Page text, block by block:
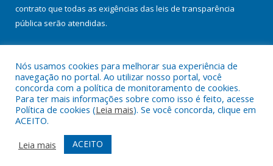
contrato que todas as exigências das leis de transparência
pública serão atendidas.
Todos os direitos reservados a Prefeitura Municipal de Jacundá.
Mapa do Site
Acessar Área Administrativa
Acessar Webmail
Nós usamos cookies para melhorar sua experiência de
navegação no portal. Ao utilizar nosso portal, você
concorda com a política de monitoramento de cookies.
Para ter mais informações sobre como isso é feito, acesse
Política de cookies (Leia mais). Se você concorda, clique em
ACEITO.
Leia mais
ACEITO